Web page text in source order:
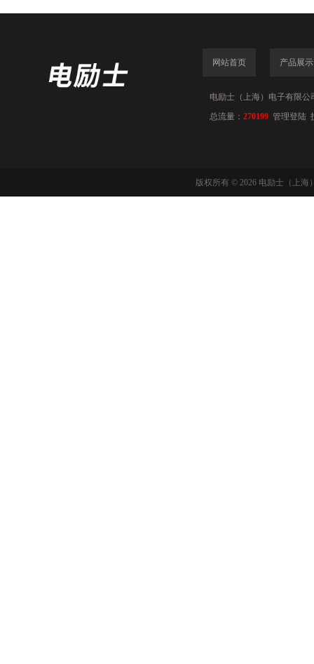
网站首页 产品展示
电励士（上海）电子有限公
总流量： 270199 管理登陆
版权所有 © 2026 电励士（上